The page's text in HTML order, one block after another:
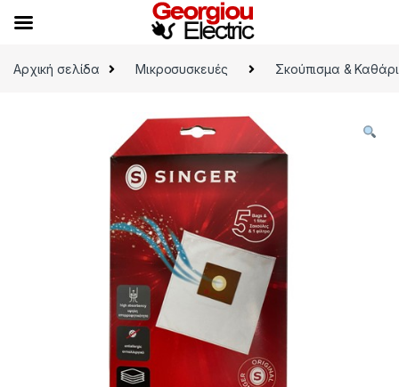
Αρχική σελίδα
Μικροσυσκευές Σκούπισμα &